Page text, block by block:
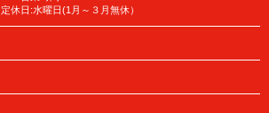
定休日:水曜日(1月～３月無休）